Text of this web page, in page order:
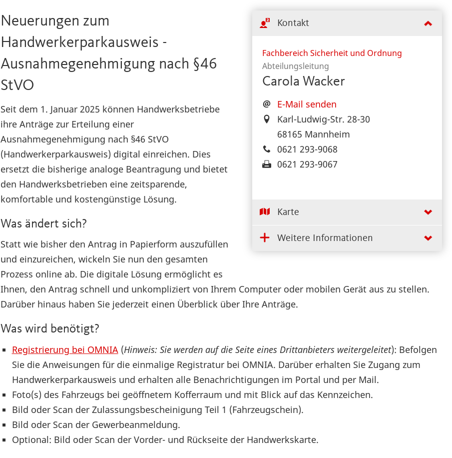
Kontakt
Fachbereich Sicherheit und Ordnung
Abteilungsleitung
Carola Wacker
E-Mail senden
Karl-Ludwig-Str. 28-30
68165 Mannheim
0621 293-9068
0621 293-9067
Karte
Weitere Informationen
Neuerungen zum
Handwerkerparkausweis -
Ausnahmegenehmigung nach §46
StVO
Seit dem 1. Januar 2025 können Handwerksbetriebe
ihre Anträge zur Erteilung einer
Ausnahmegenehmigung nach §46 StVO
(Handwerkerparkausweis) digital einreichen. Dies
ersetzt die bisherige analoge Beantragung und bietet
den Handwerksbetrieben eine zeitsparende,
komfortable und kostengünstige Lösung.
Was ändert sich?
Statt wie bisher den Antrag in Papierform auszufüllen
und einzureichen, wickeln Sie nun den gesamten
Prozess online ab. Die digitale Lösung ermöglicht es
Ihnen, den Antrag schnell und unkompliziert von Ihrem Computer oder mobilen Gerät aus zu stellen.
Darüber hinaus haben Sie jederzeit einen Überblick über Ihre Anträge.
Was wird benötigt?
Registrierung bei OMNIA (Hinweis: Sie werden auf die Seite eines Drittanbieters weitergeleitet): Befolgen
Sie die Anweisungen für die einmalige Registratur bei OMNIA. Darüber erhalten Sie Zugang zum
Handwerkerparkausweis und erhalten alle Benachrichtigungen im Portal und per Mail.
Foto(s) des Fahrzeugs bei geöffnetem Kofferraum und mit Blick auf das Kennzeichen.
Bild oder Scan der Zulassungsbescheinigung Teil 1 (Fahrzeugschein).
Bild oder Scan der Gewerbeanmeldung.
Optional: Bild oder Scan der Vorder- und Rückseite der Handwerkskarte.